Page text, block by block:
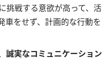
挑戦する意欲が高って、活
車をせず、計画的な行動を
誠実なコミュニケーション